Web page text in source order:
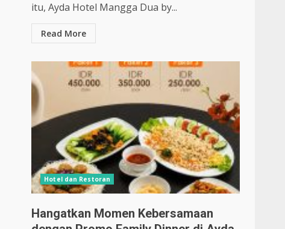
itu, Ayda Hotel Mangga Dua by...
Read More
Hotel dan Restoran
Hangatkan Momen Kebersamaan